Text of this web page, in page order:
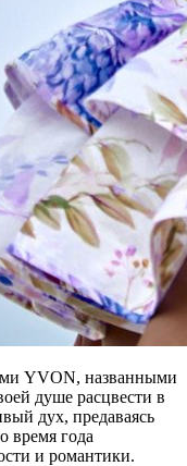
YVON, названными
душе расцвести в
дух, предаваясь
время года
и романтики.